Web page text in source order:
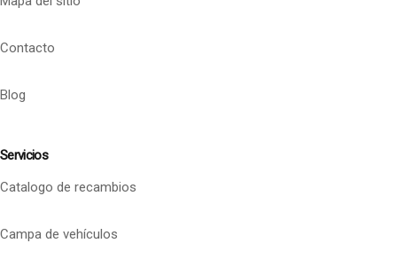
Contacto
Blog
Servicios
Catalogo de recambios
Campa de vehículos